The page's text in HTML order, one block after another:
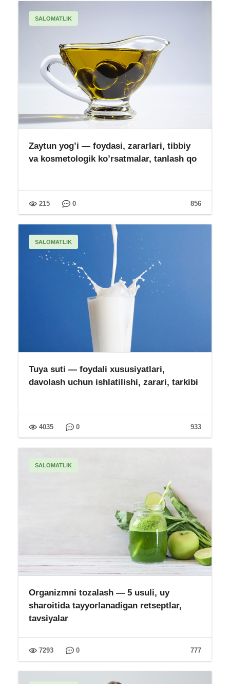
SALOMATLIK
Zaytun yog’i — foydasi, zararlari, tibbiy
va kosmetologik ko’rsatmalar, tanlash qo
856
215 0
SALOMATLIK
Tuya suti — foydali xususiyatlari,
davolash uchun ishlatilishi, zarari, tarkibi
933
4035 0
SALOMATLIK
Organizmni tozalash — 5 usuli, uy
sharoitida tayyorlanadigan retseptlar,
tavsiyalar
777
7293 0